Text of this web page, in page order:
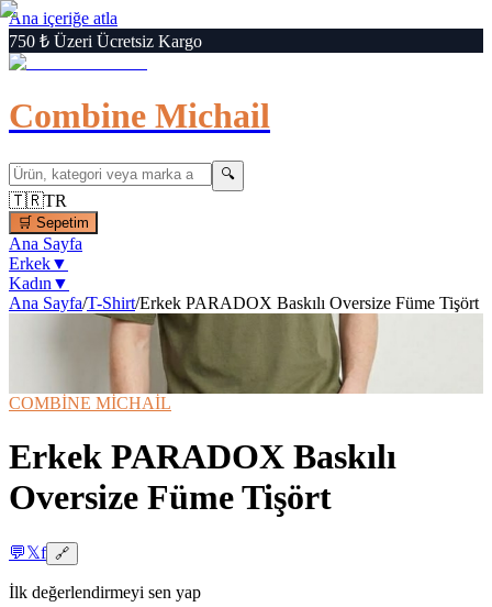
Ana içeriğe atla
750 ₺ Üzeri Ücretsiz Kargo
Combine Michail
🔍
🇹🇷TR
🛒 Sepetim
Ana Sayfa
Erkek▼
Kadın ▼
Ana Sayfa/T-Shirt/Erkek PARADOX Baskılı Oversize Füme Tişört
⚡ Hızlı Teslimat
COMBİNE MİCHAİL
Erkek PARADOX Baskılı
Oversize Füme Tişört
💬𝕏f 🔗
İlk değerlendirmeyi sen yap